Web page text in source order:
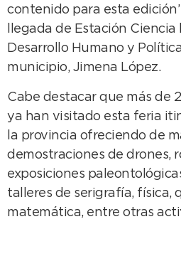
contenido para esta
llegada de Estación
Desarrollo Humano y
municipio, Jimena López.
Cabe destacar que más de
ya han visitado esta feria
la provincia ofreciendo de
demostraciones de drones,
exposiciones
talleres de serigrafía, física,
matemática, entre otras